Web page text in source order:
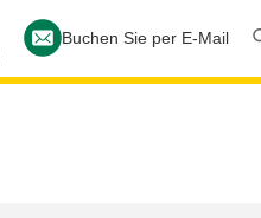
Buchen Sie per E-Mail